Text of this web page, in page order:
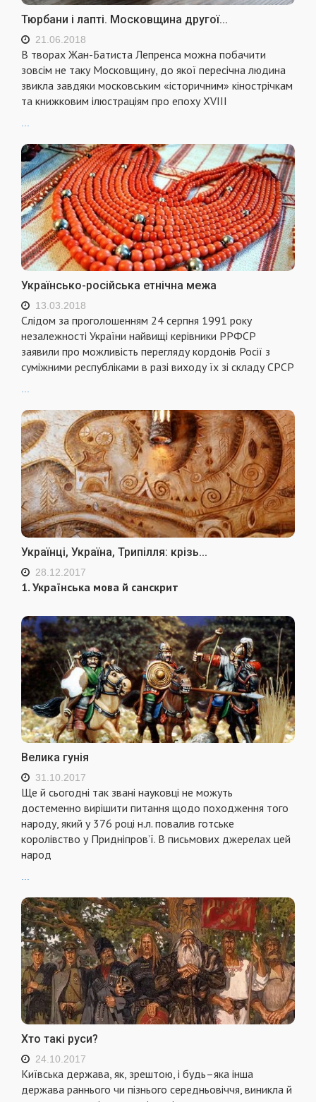
Тюрбани і лапті. Московщина другої...
21.06.2018
В творах Жан-Батиста Лепренса можна побачити
зовсім не таку Московщину, до якої пересічна людина
звикла завдяки московським «історичним» кінострічкам
та книжковим ілюстраціям про епоху XVIII
Українсько-російська етнічна межа
13.03.2018
Слідом за проголошенням 24 серпня 1991 року
незалежності України найвищі керівники РРФСР
заявили про можливість перегляду кордонів Росії з
суміжними республіками в разі виходу їх зі складу СРСР
...
Українці, Україна, Трипілля: крізь...
28.12.2017
1. Українська мова й санскрит
Велика гунія
31.10.2017
Ще й сьогоднi так званi науковцi не можуть
достеменно вирiшити питання щодо походження того
народу, який у 376 роцi н.л. повалив готське
королiвство у Приднiпров’ї. В письмових джерелах цей
народ
Хто такі руси?
24.10.2017
Київська держава, як, зрештою, і будь–яка інша
держава раннього чи пізнього середньовіччя, виникла й